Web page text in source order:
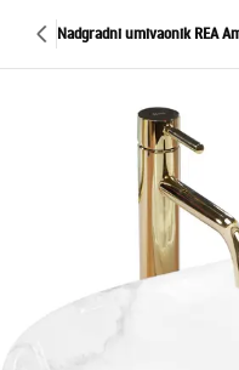
Nadgradni umivaonik REA